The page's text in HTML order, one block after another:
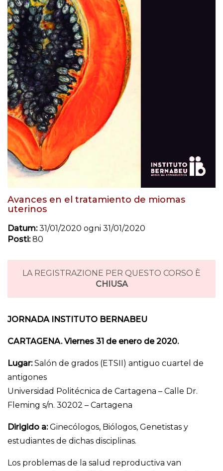
Avances en el tratamiento de miomas
uterinos
Datum:31/01/2020 ogni 31/01/2020
Posti:80
LA REGISTRAZIONE PER QUESTO CORSO È
CHIUSA
JORNADA INSTITUTO BERNABEU
CARTAGENA. Viernes 31 de enero de 2020.
Lugar:Salón de grados (ETSII) antiguo cuartel de
antigones
Universidad Politécnica de Cartagena – Calle Dr.
Fleming s/n. 30202 – Cartagena
Dirigido a:Ginecólogos, Biólogos, Genetistas y
estudiantes de dichas disciplinas.
Los problemas de la salud reproductiva van